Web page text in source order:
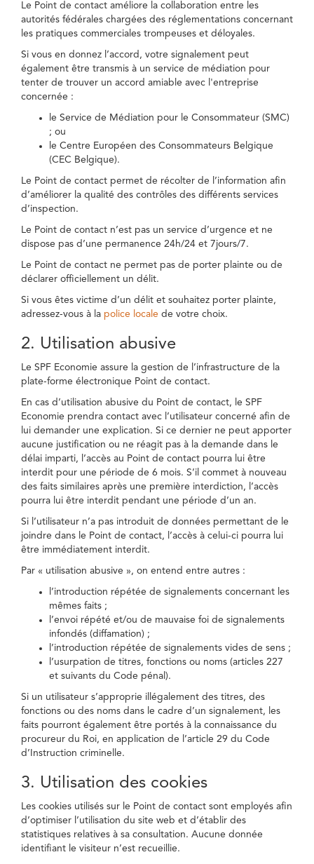
Le Point de contact améliore la collaboration entre les
autorités fédérales chargées des réglementations concernant
les pratiques commerciales trompeuses et déloyales.
Si vous en donnez l’accord, votre signalement peut
également être transmis à un service de médiation pour
tenter de trouver un accord amiable avec l'entreprise
concernée :
le Service de Médiation pour le Consommateur (SMC)
; ou
le Centre Européen des Consommateurs Belgique
(CEC Belgique).
Le Point de contact permet de récolter de l’information afin
d’améliorer la qualité des contrôles des différents services
d’inspection.
Le Point de contact n’est pas un service d’urgence et ne
dispose pas d’une permanence 24h/24 et 7jours/7.
Le Point de contact ne permet pas de porter plainte ou de
déclarer officiellement un délit.
Si vous êtes victime d’un délit et souhaitez porter plainte,
adressez-vous à la police locale de votre choix.
2. Utilisation abusive
Le SPF Economie assure la gestion de l’infrastructure de la
plate-forme électronique Point de contact.
En cas d’utilisation abusive du Point de contact, le SPF
Economie prendra contact avec l’utilisateur concerné afin de
lui demander une explication. Si ce dernier ne peut apporter
aucune justification ou ne réagit pas à la demande dans le
délai imparti, l’accès au Point de contact pourra lui être
interdit pour une période de 6 mois. S’il commet à nouveau
des faits similaires après une première interdiction, l’accès
pourra lui être interdit pendant une période d’un an.
Si l’utilisateur n’a pas introduit de données permettant de le
joindre dans le Point de contact, l’accès à celui-ci pourra lui
être immédiatement interdit.
Par « utilisation abusive », on entend entre autres :
l’introduction répétée de signalements concernant les
mêmes faits ;
l’envoi répété et/ou de mauvaise foi de signalements
infondés (diffamation) ;
l’introduction répétée de signalements vides de sens ;
l’usurpation de titres, fonctions ou noms (articles 227
et suivants du Code pénal).
Si un utilisateur s’approprie illégalement des titres, des
fonctions ou des noms dans le cadre d’un signalement, les
faits pourront également être portés à la connaissance du
procureur du Roi, en application de l’article 29 du Code
d’Instruction criminelle.
3. Utilisation des cookies
Les cookies utilisés sur le Point de contact sont employés afin
d’optimiser l’utilisation du site web et d’établir des
statistiques relatives à sa consultation. Aucune donnée
identifiant le visiteur n’est recueillie.